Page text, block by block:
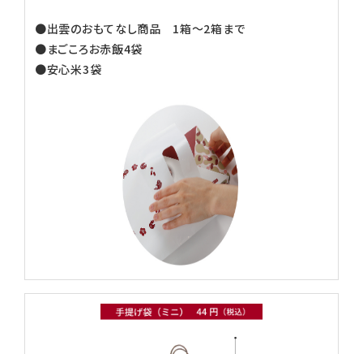
●出雲のおもてなし商品 1箱～2箱まで
●まごころお赤飯4袋
●安心米3袋